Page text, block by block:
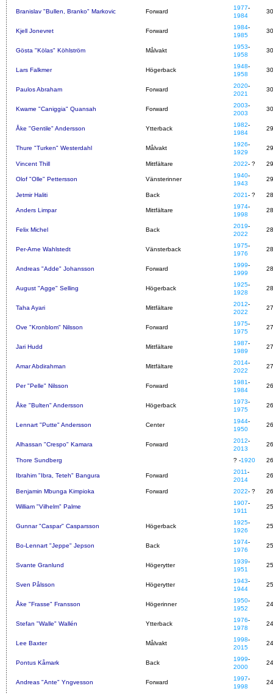
Branislav "Bullen, Branko" Markovic Forward
1977-
1984
30
Kjell Jonevret Forward
1984-
1985
30
Gösta "Kölas" Köhlström Målvakt
1953-
1958
30
Lars Falkmer Högerback
1948-
1958
30
Paulos Abraham Forward
2020-
2021
30
Kwame "Caniggia" Quansah Forward
2003-
2003
30
Åke "Gentile" Andersson Ytterback
1982-
1984
29
Thure "Turken" Westerdahl Målvakt
1926-
1929
29
Vincent Thill Mittfältare 2022- ? 29
Olof "Olle" Pettersson Vänsterinner
1940-
1943
29
Jetmir Haliti Back 2021- ? 28
Anders Limpar Mittfältare
1974-
1998
28
Felix Michel Back
2019-
2022
28
Per-Arne Wahlstedt Vänsterback
1975-
1976
28
Andreas "Adde" Johansson Forward
1999-
1999
28
August "Agge" Selling Högerback
1925-
1928
28
Taha Ayari Mittfältare
2012-
2022
27
Ove "Kronblom" Nilsson Forward
1975-
1975
27
Jari Hudd Mittfältare
1987-
1989
27
Amar Abdirahman Mittfältare
2014-
2022
27
Per "Pelle" Nilsson Forward
1981-
1984
26
Åke "Bulten" Andersson Högerback
1973-
1975
26
Lennart "Putte" Andersson Center
1944-
1950
26
Alhassan "Crespo" Kamara Forward
2012-
2013
26
Thore Sundberg ? -1920 26
Ibrahim "Ibra, Teteh" Bangura Forward
2011-
2014
26
Benjamin Mbunga Kimpioka Forward 2022- ? 26
William "Vilhelm" Palme
1907-
1911
25
Gunnar "Caspar" Casparsson Högerback
1925-
1926
25
Bo-Lennart "Jeppe" Jepson Back
1974-
1976
25
Svante Granlund Högerytter
1939-
1951
25
Sven Pålsson Högerytter
1943-
1944
25
Åke "Frasse" Fransson Högerinner
1950-
1952
24
Stefan "Walle" Wallén Ytterback
1976-
1978
24
Lee Baxter Målvakt
1998-
2015
24
Pontus Kåmark Back
1999-
2000
24
Andreas "Ante" Yngvesson Forward
1997-
1998
24